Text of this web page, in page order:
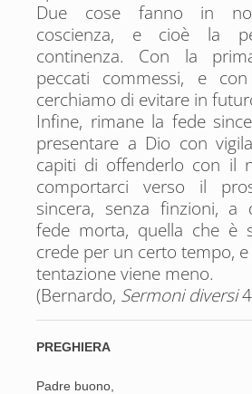
Due cose fanno in
coscienza, e cioè la
continenza. Con la
peccati commessi, e
cerchiamo di evitare in
Infine, rimane la fede
presentare a Dio con
capiti di offenderlo con il
comportarci verso il
sincera, senza finzioni, a
fede morta, quella che è
crede per un certo tempo,
tentazione viene meno.
(Bernardo, Sermoni diversi
PREGHIERA
Padre buono,